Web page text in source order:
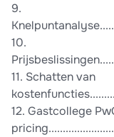
9.
10.
11. Schatten van
12. Gastcollege